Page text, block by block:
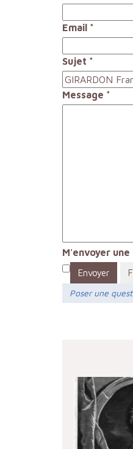
Email *
Sujet *
Message *
M'envoyer une
Envoyer
Poser une